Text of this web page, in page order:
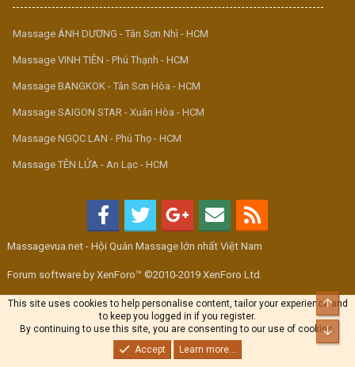
Massage ÁNH DƯƠNG - Tân Sơn Nhì - HCM
Massage VINH TIÊN - Phú Thạnh - HCM
Massage BANGKOK - Tân Sơn Hòa - HCM
Massage SAIGON STAR - Xuân Hòa - HCM
Massage NGỌC LAN - Phú Thọ - HCM
Massage TÊN LỬA - An Lạc - HCM
Massagevua.net - Hội Quán Massage lớn nhất Việt Nam
Forum software by XenForo™ ©2010-2019 XenForo Ltd.
This site uses cookies to help personalise content, tailor your experience and
to keep you logged in if you register.
By continuing to use this site, you are consenting to our use of cookies.
Accept
Learn more...
Top